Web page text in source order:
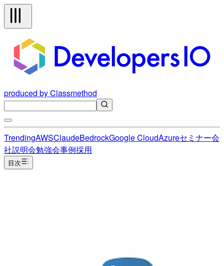
produced by Classmethod
TrendingAWSClaudeBedrockGoogle CloudAzureセミナー会
社説明会勉強会事例採用
目次